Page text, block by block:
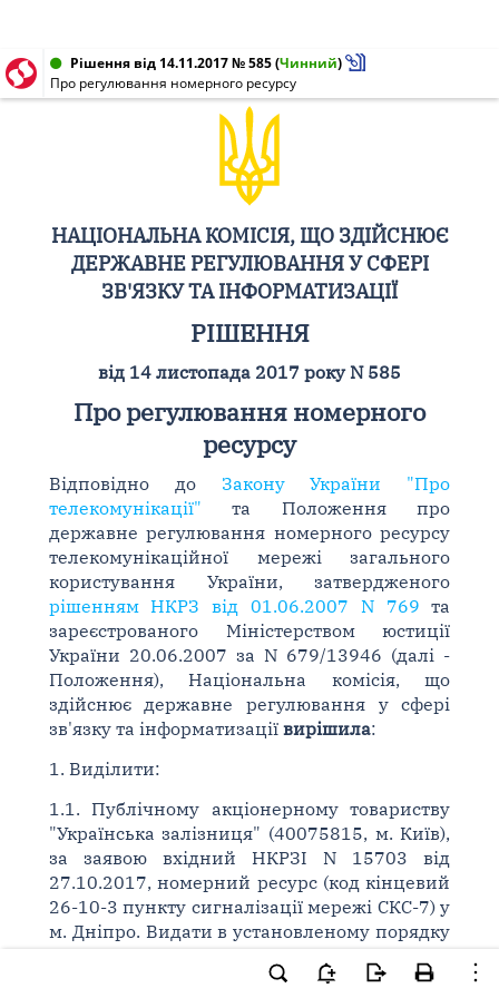
Рішення від 14.11.2017 № 585(Чинний)
Про регулювання номерного ресурсу
НАЦІОНАЛЬНА КОМІСІЯ, ЩО ЗДІЙСНЮЄ
ДЕРЖАВНЕ РЕГУЛЮВАННЯ У СФЕРІ
ЗВ'ЯЗКУ ТА ІНФОРМАТИЗАЦІЇ
РІШЕННЯ
від 14 листопада 2017 року N 585
Про регулювання номерного
ресурсу
Відповідно до Закону України "Про
телекомунікації" та Положення про
державне регулювання номерного ресурсу
телекомунікаційної мережі загального
користування України, затвердженого
рішенням НКРЗ від 01.06.2007 N 769 та
зареєстрованого Міністерством юстиції
України 20.06.2007 за N 679/13946 (далі -
Положення), Національна комісія, що
здійснює державне регулювання у сфері
зв'язку та інформатизації вирішила:
1. Виділити:
1.1. Публічному акціонерному товариству
"Українська залізниця" (40075815, м. Київ),
за заявою вхідний НКРЗІ N 15703 від
27.10.2017, номерний ресурс (код кінцевий
26-10-3 пункту сигналізації мережі СКС-7) у
м. Дніпро. Видати в установленому порядку